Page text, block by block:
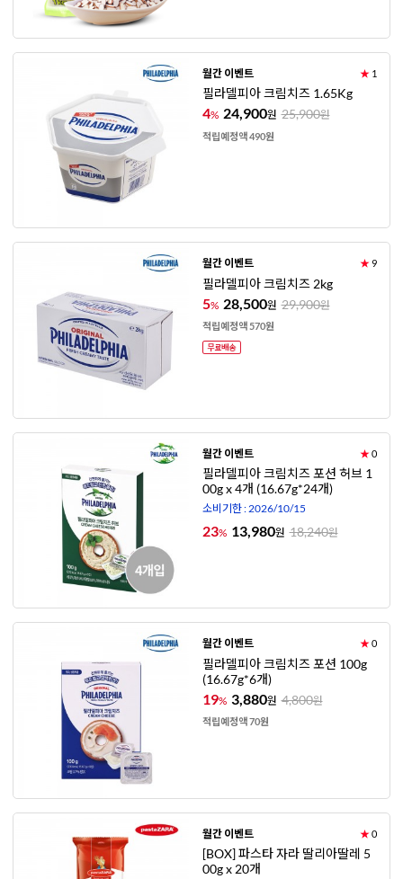
월간 이벤트 ★ 1
필라델피아 크림치즈 1.65Kg
4% 24,900원 25,900원
적립예정액 490원
월간 이벤트 ★9
필라델피아 크림치즈 2kg
5% 28,500원 29,900원
적립예정액 570원
월간 이벤트 ★0
필라델피아 크림치즈 포션 허브 1
00g x 4개 (16.67g*24개)
소비기한 : 2026/10/15
23% 13,980원 18,240원
월간 이벤트 ★0
필라델피아 크림치즈 포션 100g
(16.67g*6개)
19% 3,880원 4,800원
적립예정액 70원
월간 이벤트 ★0
[BOX] 파스타 자라 딸리아딸레 5
00g x 20개